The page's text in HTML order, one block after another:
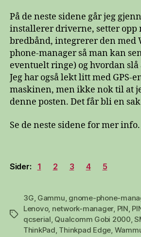
På de neste sidene går jeg
installerer driverne, setter opp
bredbånd, integrerer den med
phone-manager så man kan
eventuelt ringe) og hvordan slå
Jeg har også lekt litt med GPS-
maskinen, men ikke nok til at
denne posten. Det får bli en
Se de neste sidene for mer info.
Sider: 1 2 3 4 5
Stikkord
3G, Gammu, gnome-phone-
Lenovo, network-manager, PIN,
qcserial, Qualcomm Gobi 2000,
ThinkPad, Thinkpad Edge,